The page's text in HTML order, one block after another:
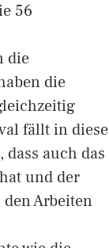
56
die
die
fällt in diese
auch das
und der
Arbeiten